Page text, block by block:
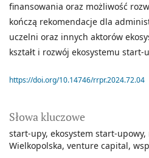
Słowa kluczowe
start-upy ekosystem start-upowy
Wielkopolska venture capital
finansowania oraz możliwość
kończą rekomendacje dla
uczelni oraz innych aktorów
kształt i rozwój ekosystemu
https://doi.org/10.14746/rrpr.2024.72.04